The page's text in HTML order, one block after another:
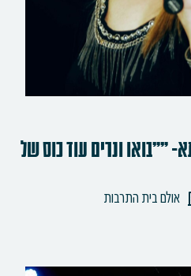
""בואו ונרים עוד כוס של
אולם בית התרבות